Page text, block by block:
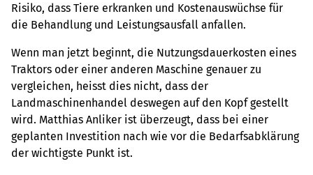
Risiko, dass Tiere erkranken und Kostenauswüchse für
die Behandlung und Leistungsausfall anfallen.
Wenn man jetzt beginnt, die Nutzungsdauerkosten eines
Traktors oder einer anderen Maschine genauer zu
vergleichen, heisst dies nicht, dass der
Landmaschinenhandel deswegen auf den Kopf gestellt
wird. Matthias Anliker ist überzeugt, dass bei einer
geplanten Investition nach wie vor die Bedarfsabklärung
der wichtigste Punkt ist.